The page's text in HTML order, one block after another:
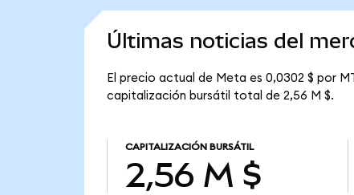
Últimas noticias del
El precio actual de Meta es 0,0302 $ por
capitalización bursátil total de 2,56 M $.
CAPITALIZACIÓN BURSÁTIL
2,56 M $